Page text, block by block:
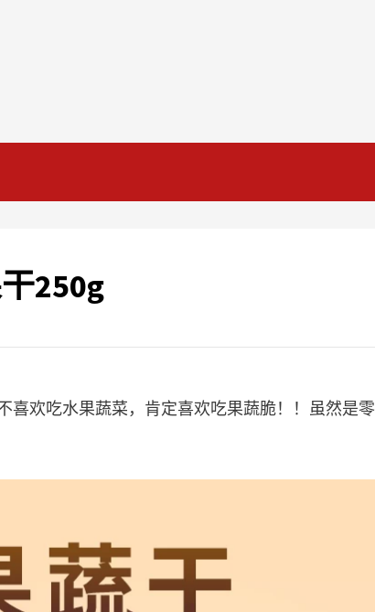
250g
喜欢吃水果蔬菜，肯定喜欢吃果蔬脆！！虽然是零